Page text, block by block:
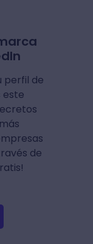
perfil de
este
de